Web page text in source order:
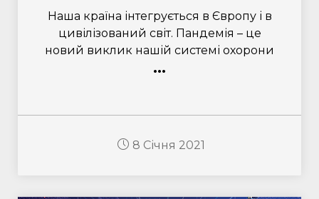
Наша країна інтегрується в Європу і в
цивілізований світ. Пандемія – це
новий виклик нашій системі охорони
...
8 Січня 2021